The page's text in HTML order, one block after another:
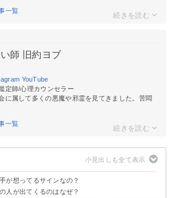
一覧
師 旧約ヨブ
YouTube
定師/心理カウンセラー
に属して多くの悪魔や邪霊を見てきました。苦悶
一覧
が想ってるサインなの？
人が出てくるのはなぜ？